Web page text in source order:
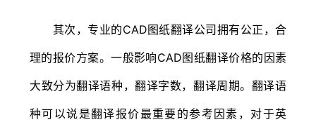
其次，专业的CAD图纸翻译公司拥有公正，合
理的报价方案。一般影响CAD图纸翻译价格的因素
大致分为翻译语种，翻译字数，翻译周期。翻译语
种可以说是翻译报价最重要的参考因素，对于英